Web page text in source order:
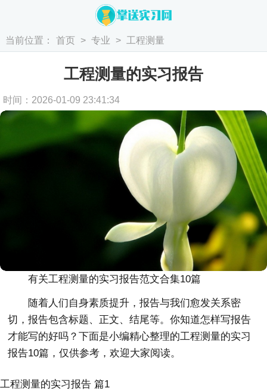
当前位置： 首页 > 专业 > 工程测量
工程测量的实习报告
时间：2026-01-09 23:41:34
有关工程测量的实习报告范文合集10篇
随着人们自身素质提升，报告与我们愈发关系密
切，报告包含标题、正文、结尾等。你知道怎样写报告
才能写的好吗？下面是小编精心整理的工程测量的实习
报告10篇，仅供参考，欢迎大家阅读。
工程测量的实习报告 篇1